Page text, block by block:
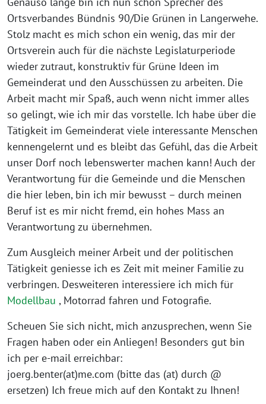
Ortsverbandes Bündnis 90/Die Grünen in Langerwehe.
Stolz macht es mich schon ein wenig, das mir der
Ortsverein auch für die nächste Legislaturperiode
wieder zutraut, konstruktiv für Grüne Ideen im
Gemeinderat und den Ausschüssen zu arbeiten. Die
Arbeit macht mir Spaß, auch wenn nicht immer alles
so gelingt, wie ich mir das vorstelle. Ich habe über die
Tätigkeit im Gemeinderat viele interessante Menschen
kennengelernt und es bleibt das Gefühl, das die Arbeit
unser Dorf noch lebenswerter machen kann! Auch der
Verantwortung für die Gemeinde und die Menschen
die hier leben, bin ich mir bewusst – durch meinen
Beruf ist es mir nicht fremd, ein hohes Mass an
Verantwortung zu übernehmen.
Zum Ausgleich meiner Arbeit und der politischen
Tätigkeit geniesse ich es Zeit mit meiner Familie zu
verbringen. Desweiteren interessiere ich mich für
Modellbau , Motorrad fahren und Fotografie.
Scheuen Sie sich nicht, mich anzusprechen, wenn Sie
Fragen haben oder ein Anliegen! Besonders gut bin
ich per e-mail erreichbar:
joerg.benter(at)me.com (bitte das (at) durch @
ersetzen) Ich freue mich auf den Kontakt zu Ihnen!